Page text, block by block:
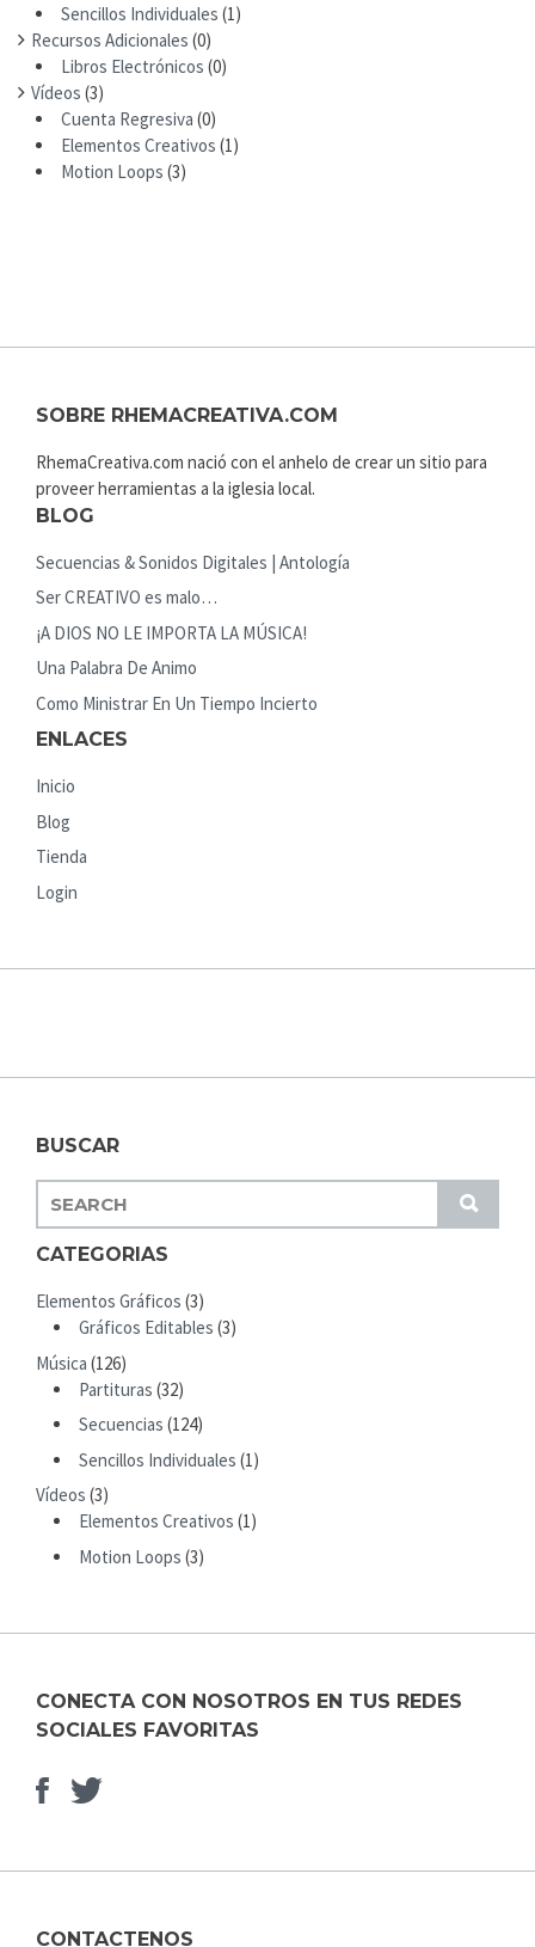
Sencillos Individuales (1)
Recursos Adicionales (0)
Libros Electrónicos (0)
Vídeos (3)
Cuenta Regresiva (0)
Elementos Creativos (1)
Motion Loops (3)
SOBRE RHEMACREATIVA.COM
RhemaCreativa.com nació con el anhelo de crear un sitio para
proveer herramientas a la iglesia local.
BLOG
Secuencias & Sonidos Digitales | Antología
Ser CREATIVO es malo…
¡A DIOS NO LE IMPORTA LA MÚSICA!
Una Palabra De Animo
Como Ministrar En Un Tiempo Incierto
ENLACES
Inicio
Blog
Tienda
Login
BUSCAR
S
U
E
A
C
F
CATEGORIAS
Elementos Gráficos (3)
Gráficos Editables (3)
Música (126)
Partituras (32)
Secuencias (124)
Sencillos Individuales (1)
Vídeos (3)
Elementos Creativos (1)
Motion Loops (3)
CONECTA CON NOSOTROS EN TUS REDES
SOCIALES FAVORITAS
Facebook
Elemento
CONTACTENOS